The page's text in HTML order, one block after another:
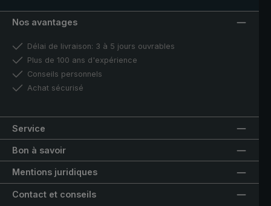
Nos avantages
Délai de livraison: 3 à 5 jours ouvrables
Plus de 100 ans d'expérience
Conseils personnels
Achat sécurisé
Service
Bon à savoir
Mentions juridiques
Contact et conseils